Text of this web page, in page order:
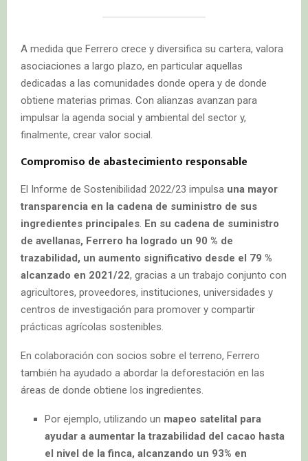
A medida que Ferrero crece y diversifica su cartera, valora
asociaciones a largo plazo, en particular aquellas
dedicadas a las comunidades donde opera y de donde
obtiene materias primas. Con alianzas avanzan para
impulsar la agenda social y ambiental del sector y,
finalmente, crear valor social.
Compromiso de abastecimiento responsable
El Informe de Sostenibilidad 2022/23 impulsa una mayor
transparencia en la cadena de suministro de sus
ingredientes principales. En su cadena de suministro
de avellanas, Ferrero ha logrado un 90 % de
trazabilidad, un aumento significativo desde el 79 %
alcanzado en 2021/22, gracias a un trabajo conjunto con
agricultores, proveedores, instituciones, universidades y
centros de investigación para promover y compartir
prácticas agrícolas sostenibles.
En colaboración con socios sobre el terreno, Ferrero
también ha ayudado a abordar la deforestación en las
áreas de donde obtiene los ingredientes.
Por ejemplo, utilizando un mapeo satelital para
ayudar a aumentar la trazabilidad del cacao hasta
el nivel de la finca, alcanzando un 93% en